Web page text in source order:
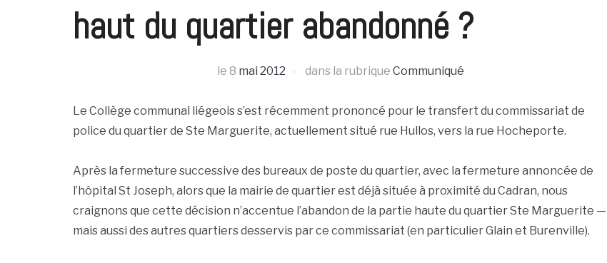
haut du quartier abandonné ?
le 8 mai 2012 dans la rubrique Communiqué
Le Collège communal liégeois s’est récemment prononcé pour le transfert du commissariat de
police du quartier de Ste Marguerite, actuellement situé rue Hullos, vers la rue Hocheporte.
Après la fermeture successive des bureaux de poste du quartier, avec la fermeture annoncée de
l’hôpital St Joseph, alors que la mairie de quartier est déjà située à proximité du Cadran, nous
craignons que cette décision n’accentue l’abandon de la partie haute du quartier Ste Marguerite —
mais aussi des autres quartiers desservis par ce commissariat (en particulier Glain et Burenville).